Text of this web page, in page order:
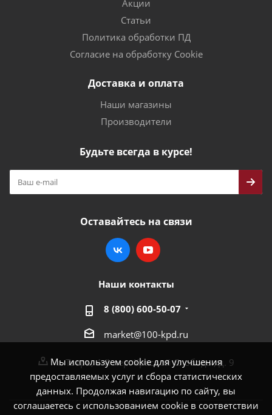
Мы используем cookie для улучшения
предоставляемых услуг и сбора статистических
данных. Продолжая навигацию по сайту, вы
соглашаетесь с использованием cookie в соответствии
Акции
Статьи
Политика обработки ПД
Согласие на обработку Cookie
Доставка и оплата
Наши магазины
Производители
Будьте всегда в курсе!
Оставайтесь на связи
Наши контакты
8 (800) 600-50-07
market@100-kpd.ru
г. Тверь, 4-й пер. Красной Слободы, д. 9